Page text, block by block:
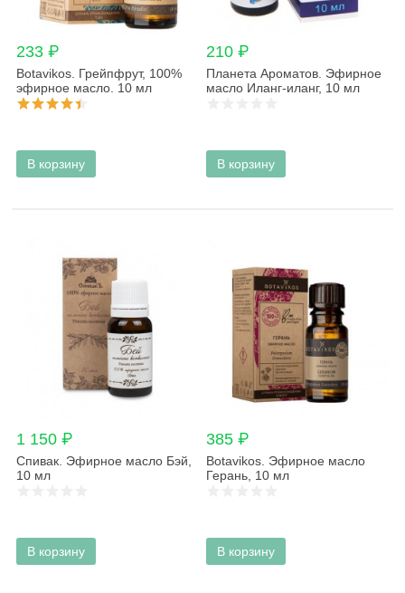
233 ₽
Botavikos. Грейпфрут, 100%
эфирное масло. 10 мл
В корзину
210 ₽
Планета Ароматов. Эфирное
масло Иланг-иланг, 10 мл
В корзину
1 150 ₽
Спивак. Эфирное масло Бэй,
10 мл
В корзину
385 ₽
Botavikos. Эфирное масло
Герань, 10 мл
В корзину